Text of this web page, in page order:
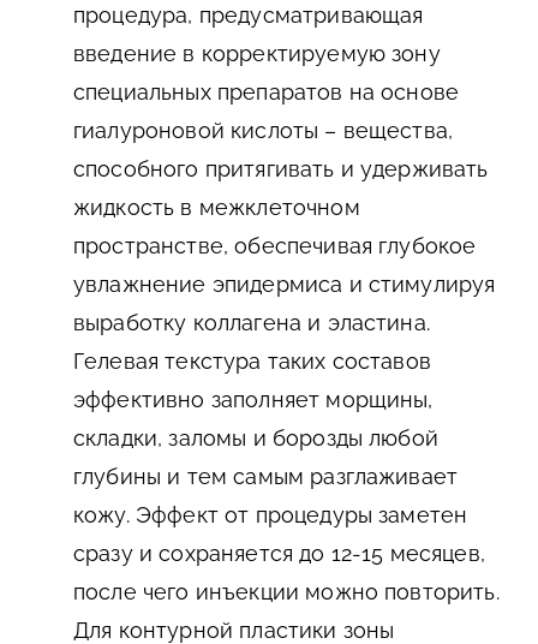
процедура, предусматривающая
введение в корректируемую зону
специальных препаратов на основе
гиалуроновой кислоты – вещества,
способного притягивать и удерживать
жидкость в межклеточном
пространстве, обеспечивая глубокое
увлажнение эпидермиса и стимулируя
выработку коллагена и эластина.
Гелевая текстура таких составов
эффективно заполняет морщины,
складки, заломы и борозды любой
глубины и тем самым разглаживает
кожу. Эффект от процедуры заметен
сразу и сохраняется до 12-15 месяцев,
после чего инъекции можно повторить.
Для контурной пластики зоны